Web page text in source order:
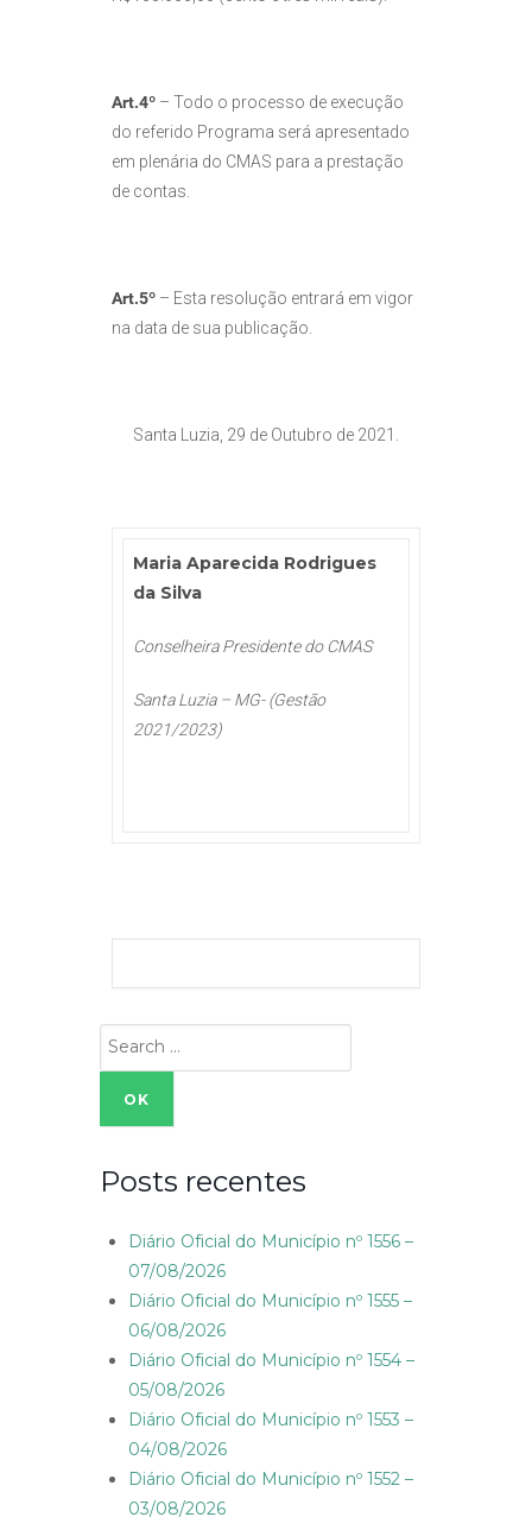
Art.4º – Todo o processo de execução
do referido Programa será apresentado
em plenária do CMAS para a prestação
de contas.
Art.5º – Esta resolução entrará em vigor
na data de sua publicação.
Santa Luzia, 29 de Outubro de 2021.
Maria Aparecida Rodrigues
da Silva
Conselheira Presidente do CMAS
Santa Luzia – MG- (Gestão
2021/2023)
Search
for:
Posts recentes
Diário Oficial do Município nº 1556 –
07/08/2026
Diário Oficial do Município nº 1555 –
06/08/2026
Diário Oficial do Município nº 1554 –
05/08/2026
Diário Oficial do Município nº 1553 –
04/08/2026
Diário Oficial do Município nº 1552 –
03/08/2026